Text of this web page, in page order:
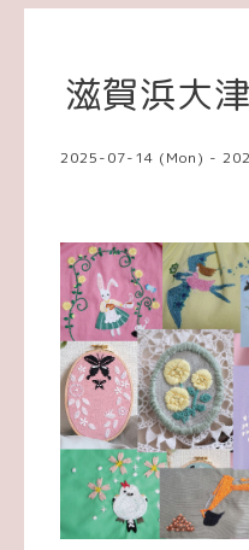
滋賀浜大
2025-07-14 (Mon) -